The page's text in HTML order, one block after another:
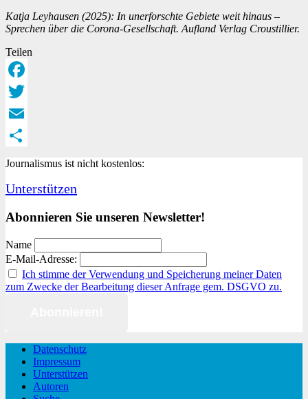
Katja Leyhausen (2025): In unerforschte Gebiete weit hinaus –
Sprechen über die Corona-Gesellschaft. Aufland Verlag Croustillier.
Teilen
Facebook
Twitter
Email
Teilen
Journalismus ist nicht kostenlos:
Unterstützen
Abonnieren Sie unseren Newsletter!
Name
E-Mail-Adresse:
Ich stimme der Verwendung und Speicherung meiner Daten
zum Zwecke der Bearbeitung dieser Anfrage gem. DSGVO zu.
Datenschutz
Impressum
Unterstützen
Autoren